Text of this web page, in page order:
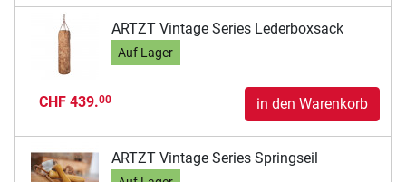
ARTZT Vintage Series Lederboxsack
Auf Lager
CHF 439.00 in den Warenkorb
ARTZT Vintage Series Springseil